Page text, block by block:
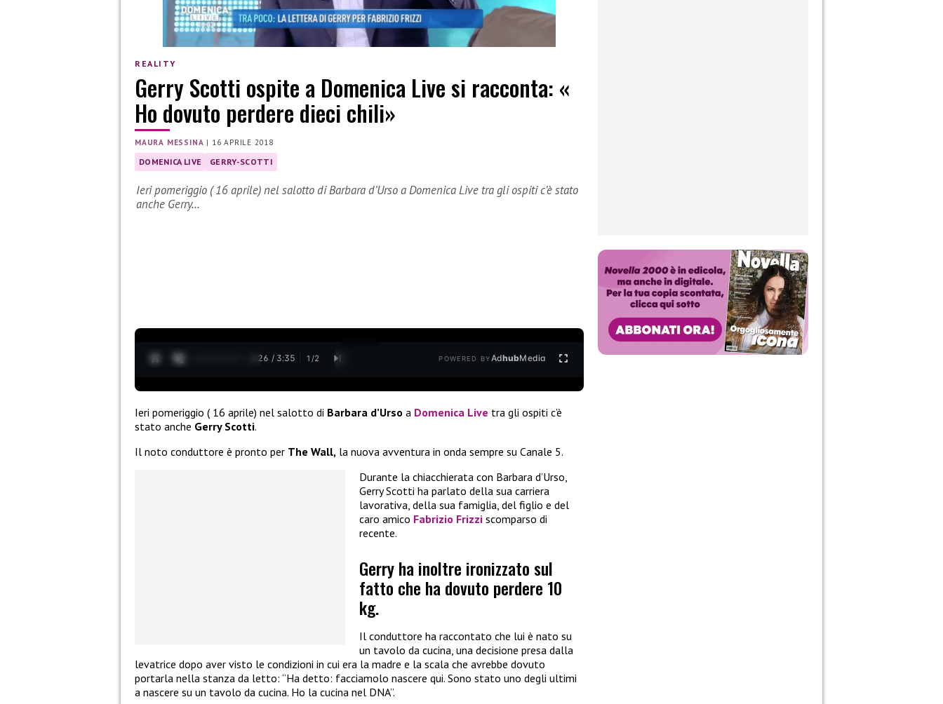
REALITY
Gerry Scotti ospite a Domenica Live si racconta: «
Ho dovuto perdere dieci chili»
MAURA MESSINA | 16 APRILE 2018
DOMENICA LIVE GERRY-SCOTTI
Ieri pomeriggio ( 16 aprile) nel salotto di Barbara d’Urso a Domenica Live tra gli ospiti c’è stato
anche Gerry…
0:27 / 3:35 1 /2 POWERED BYAdhubMedia
Ieri pomeriggio ( 16 aprile) nel salotto di Barbara d’Urso a Domenica Live tra gli ospiti c’è
stato anche Gerry Scotti.
Il noto conduttore è pronto per The Wall, la nuova avventura in onda sempre su Canale 5.
Durante la chiacchierata con Barbara d’Urso,
Gerry Scotti ha parlato della sua carriera
lavorativa, della sua famiglia, del figlio e del
caro amico Fabrizio Frizzi scomparso di
recente.
Gerry ha inoltre ironizzato sul
fatto che ha dovuto perdere 10
kg.
Il conduttore ha raccontato che lui è nato su
un tavolo da cucina, una decisione presa dalla
levatrice dopo aver visto le condizioni in cui era la madre e la scala che avrebbe dovuto
portarla nella stanza da letto: “Ha detto: facciamolo nascere qui. Sono stato uno degli ultimi
a nascere su un tavolo da cucina. Ho la cucina nel DNA”.